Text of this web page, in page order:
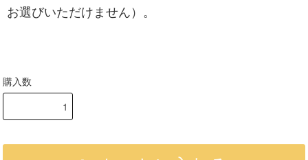
お選びいただけません）。
購入数